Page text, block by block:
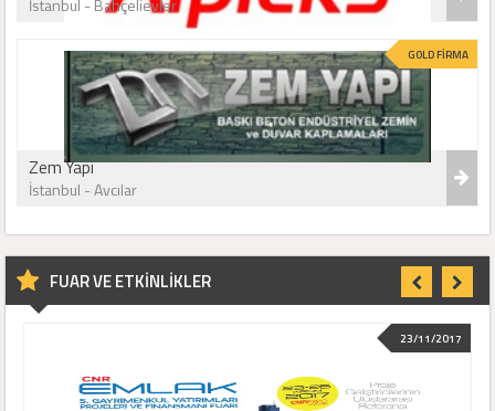
Düzce
İstanbul - Bahçelievler
GOLD FİRMA
Zem Yapı
İstanbul - Avcılar
FUAR VE ETKİNLİKLER
23/11/2017